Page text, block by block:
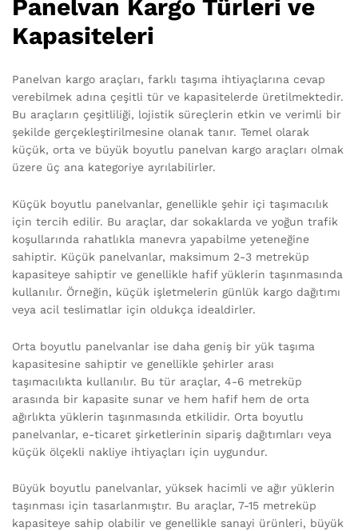
Panelvan Kargo Türleri ve
Kapasiteleri
Panelvan kargo araçları, farklı taşıma ihtiyaçlarına cevap
verebilmek adına çeşitli tür ve kapasitelerde üretilmektedir.
Bu araçların çeşitliliği, lojistik süreçlerin etkin ve verimli bir
şekilde gerçekleştirilmesine olanak tanır. Temel olarak
küçük, orta ve büyük boyutlu panelvan kargo araçları olmak
üzere üç ana kategoriye ayrılabilirler.
Küçük boyutlu panelvanlar, genellikle şehir içi taşımacılık
için tercih edilir. Bu araçlar, dar sokaklarda ve yoğun trafik
koşullarında rahatlıkla manevra yapabilme yeteneğine
sahiptir. Küçük panelvanlar, maksimum 2-3 metreküp
kapasiteye sahiptir ve genellikle hafif yüklerin taşınmasında
kullanılır. Örneğin, küçük işletmelerin günlük kargo dağıtımı
veya acil teslimatlar için oldukça idealdirler.
Orta boyutlu panelvanlar ise daha geniş bir yük taşıma
kapasitesine sahiptir ve genellikle şehirler arası
taşımacılıkta kullanılır. Bu tür araçlar, 4-6 metreküp
arasında bir kapasite sunar ve hem hafif hem de orta
ağırlıkta yüklerin taşınmasında etkilidir. Orta boyutlu
panelvanlar, e-ticaret şirketlerinin sipariş dağıtımları veya
küçük ölçekli nakliye ihtiyaçları için uygundur.
Büyük boyutlu panelvanlar, yüksek hacimli ve ağır yüklerin
taşınması için tasarlanmıştır. Bu araçlar, 7-15 metreküp
kapasiteye sahip olabilir ve genellikle sanayi ürünleri, büyük